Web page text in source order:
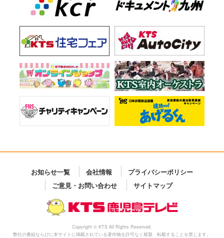
お知らせ一覧 会社情報
プライバシーポリシー
ご意見・お問い合わせ
サイトマップ
Copyright © KTS All Rights Reserved.
弊社の番組ならびに本サイトに掲載されている著作物を許可なく複製、転載することを禁じます。